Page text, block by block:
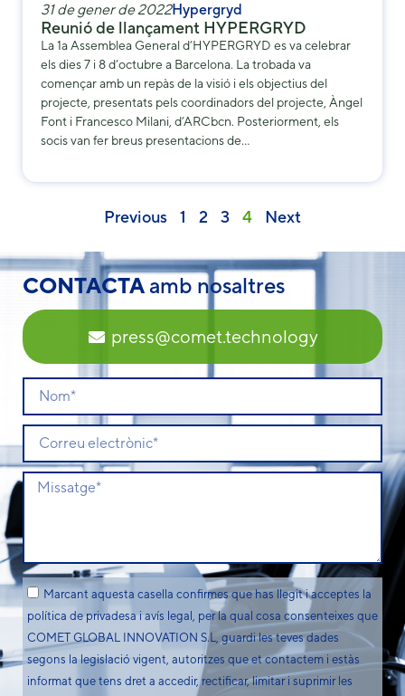
31 de gener de 2022Hypergryd
Reunió de llançament HYPERGRYD
La 1a Assemblea General d’HYPERGRYD es va celebrar
els dies 7 i 8 d’octubre a Barcelona. La trobada va
començar amb un repàs de la visió i els objectius del
projecte, presentats pels coordinadors del projecte, Àngel
Font i Francesco Milani, d’ARCbcn. Posteriorment, els
socis van fer breus presentacions de…
Previous 1 2 3 4 Next
CONTACTAamb nosaltres
press@comet.technology
Marcant aquesta casella confirmes que has llegit i acceptes la
política de privadesa i avís legal, per la qual cosa consenteixes que
COMET GLOBAL INNOVATION S.L, guardi les teves dades
segons la legislació vigent, autoritzes que et contactem i estàs
informat que tens dret a accedir, rectificar, limitar i suprimir les
Marketing
By sharing
your
interests and
behavior as
you visit our
seeing
offers.